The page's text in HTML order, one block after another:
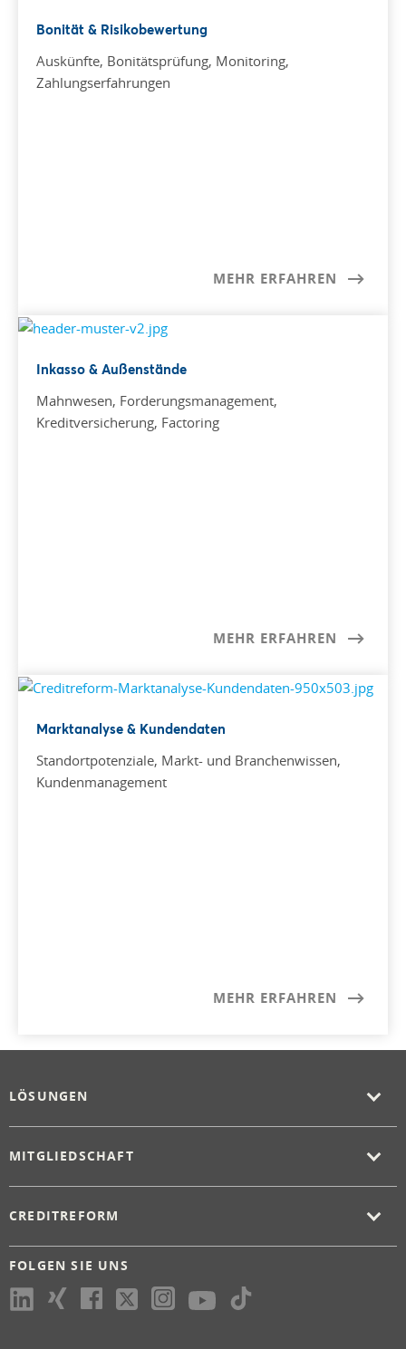
Bonität & Risikobewertung
Auskünfte, Bonitätsprüfung, Monitoring,
Zahlungserfahrungen
MEHR ERFAHREN
Inkasso & Außenstände
Mahnwesen, Forderungsmanagement,
Kreditversicherung, Factoring
MEHR ERFAHREN
Marktanalyse & Kundendaten
Standortpotenziale, Markt- und Branchenwissen,
Kundenmanagement
MEHR ERFAHREN
LÖSUNGEN
MITGLIEDSCHAFT
CREDITREFORM
FOLGEN SIE UNS